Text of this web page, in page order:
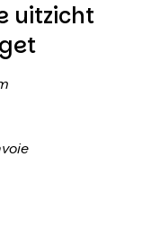
uitzicht